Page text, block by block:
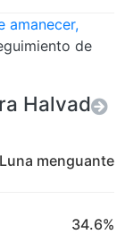
amanecer,
de
Halvad
Luna menguante
34.6%